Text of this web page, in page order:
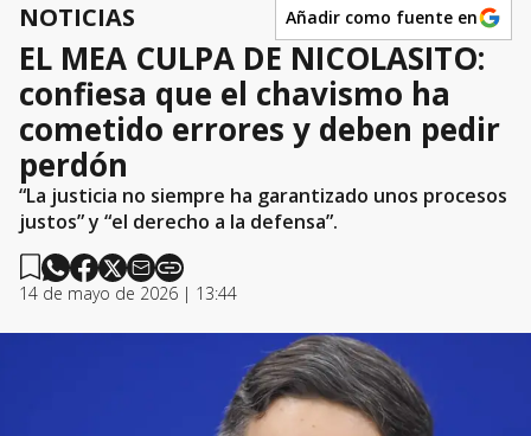
NOTICIAS Añadir como fuente en
EL MEA CULPA DE NICOLASITO:
confiesa que el chavismo ha
cometido errores y deben pedir
perdón
“La justicia no siempre ha garantizado unos procesos
justos” y “el derecho a la defensa”.
14 de mayo de 2026 | 13:44